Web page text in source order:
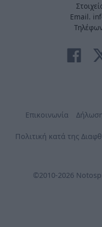
Email.
Επικοινωνία
Πολιτική κατά της
©2010-2026